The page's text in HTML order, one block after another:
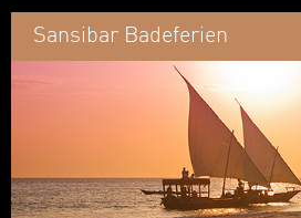
Sansibar Badeferien